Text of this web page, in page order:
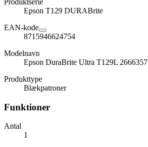
Produktserie
Epson T129 DURABrite
EAN-kode
8715946624754
Modelnavn
Epson DuraBrite Ultra T129L 2666357
Produkttype
Blækpatroner
Funktioner
Antal
1